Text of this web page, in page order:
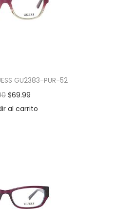
GU2383-PUR-52
$69.99
al carrito